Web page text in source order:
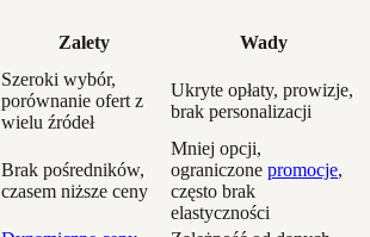
Zalety Wady
Szeroki wybór,
porównanie ofert z
wielu źródeł
Ukryte opłaty, prowizje,
brak personalizacji
Brak pośredników,
czasem niższe ceny
Mniej opcji,
ograniczone promocje,
często brak
elastyczności